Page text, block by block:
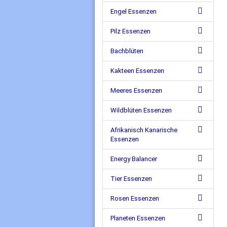
Engel Essenzen
Pilz Essenzen
Bachblüten
Kakteen Essenzen
Meeres Essenzen
Wildblüten Essenzen
Afrikanisch Kanarische
Essenzen
Energy Balancer
Tier Essenzen
Rosen Essenzen
Planeten Essenzen